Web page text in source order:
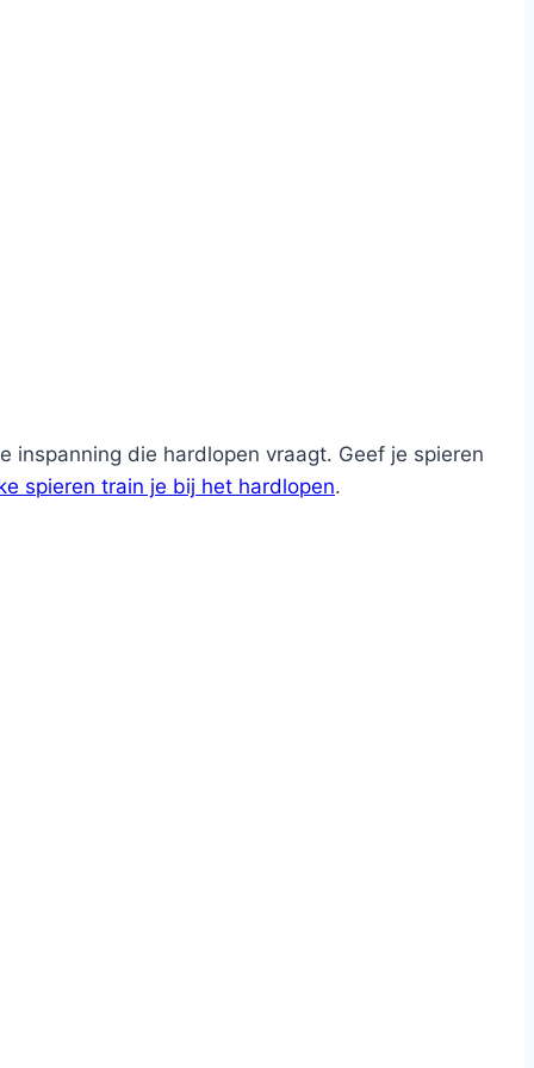
die hardlopen vraagt. Geef je spieren
spieren train je bij het hardlopen.